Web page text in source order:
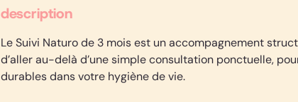
description
Le Suivi Naturo de 3 mois est un accompagnement
d’aller au-delà d’une simple consultation ponctuelle,
durables dans votre hygiène de vie.